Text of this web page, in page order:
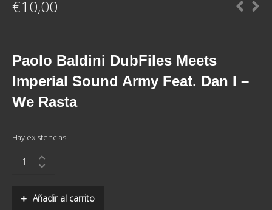
€10,00
Paolo Baldini DubFiles Meets
Imperial Sound Army Feat. Dan I ‎–
We Rasta
Hay existencias
RastaAñadir al carrito